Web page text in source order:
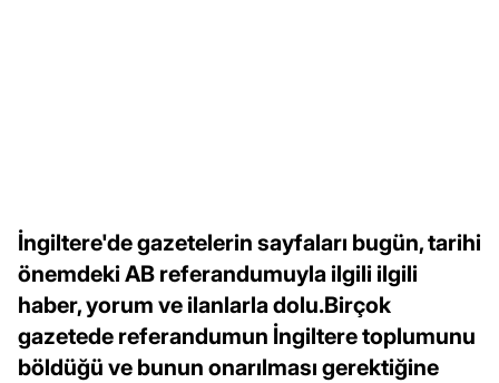
İngiltere'de gazetelerin sayfaları bugün, tarihi
önemdeki AB referandumuyla ilgili ilgili
haber, yorum ve ilanlarla dolu.Birçok
gazetede referandumun İngiltere toplumunu
böldüğü ve bunun onarılması gerektiğine